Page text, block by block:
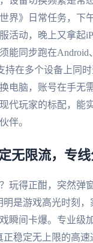
界》日常任务，下
活动，晚上又拿起
能同步跑在Android
持在多个设备上同
电脑，账号在手无
代玩家的标配，能
伴。
无限流，专
玩得正酣，突然弹
明是游戏高光时刻
瞬间卡爆。专业级
正稳定无上限的高